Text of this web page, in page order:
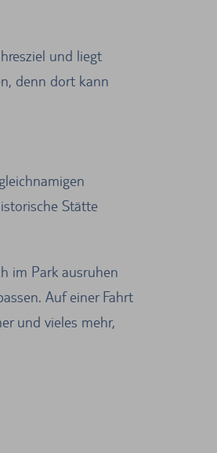
und liegt
denn dort kann
Stätte
im Park ausruhen
Auf einer Fahrt
und vieles mehr,